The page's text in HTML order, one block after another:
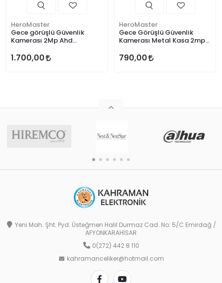
HeroMaster
Gece görüşlü Güvenlik
Kamerası 2Mp Ahd
1.700,00
HeroMaster
Gece Görüşlü Güvenlik
Kamerası Metal Kasa 2mps
790,00
Yeni Mah. Şht. Pyd. Üsteğmen Halil Durmaz Cad. No: 5/C Emirdağ /
AFYONKARAHİSAR
0(272) 442 8 110
kahramanceliker@hotmail.com